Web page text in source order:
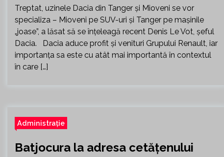
Treptat, uzinele Dacia din Tanger şi Mioveni se vor
specializa – Mioveni pe SUV-uri şi Tanger pe maşinile
„joase”, a lăsat să se înțeleagă recent Denis Le Vot, șeful
Dacia. Dacia aduce profit şi venituri Grupului Renault, iar
im­portanţa sa este cu atât mai importantă în contextul
în care […]
Administrație
Batjocura la adresa cetățenului